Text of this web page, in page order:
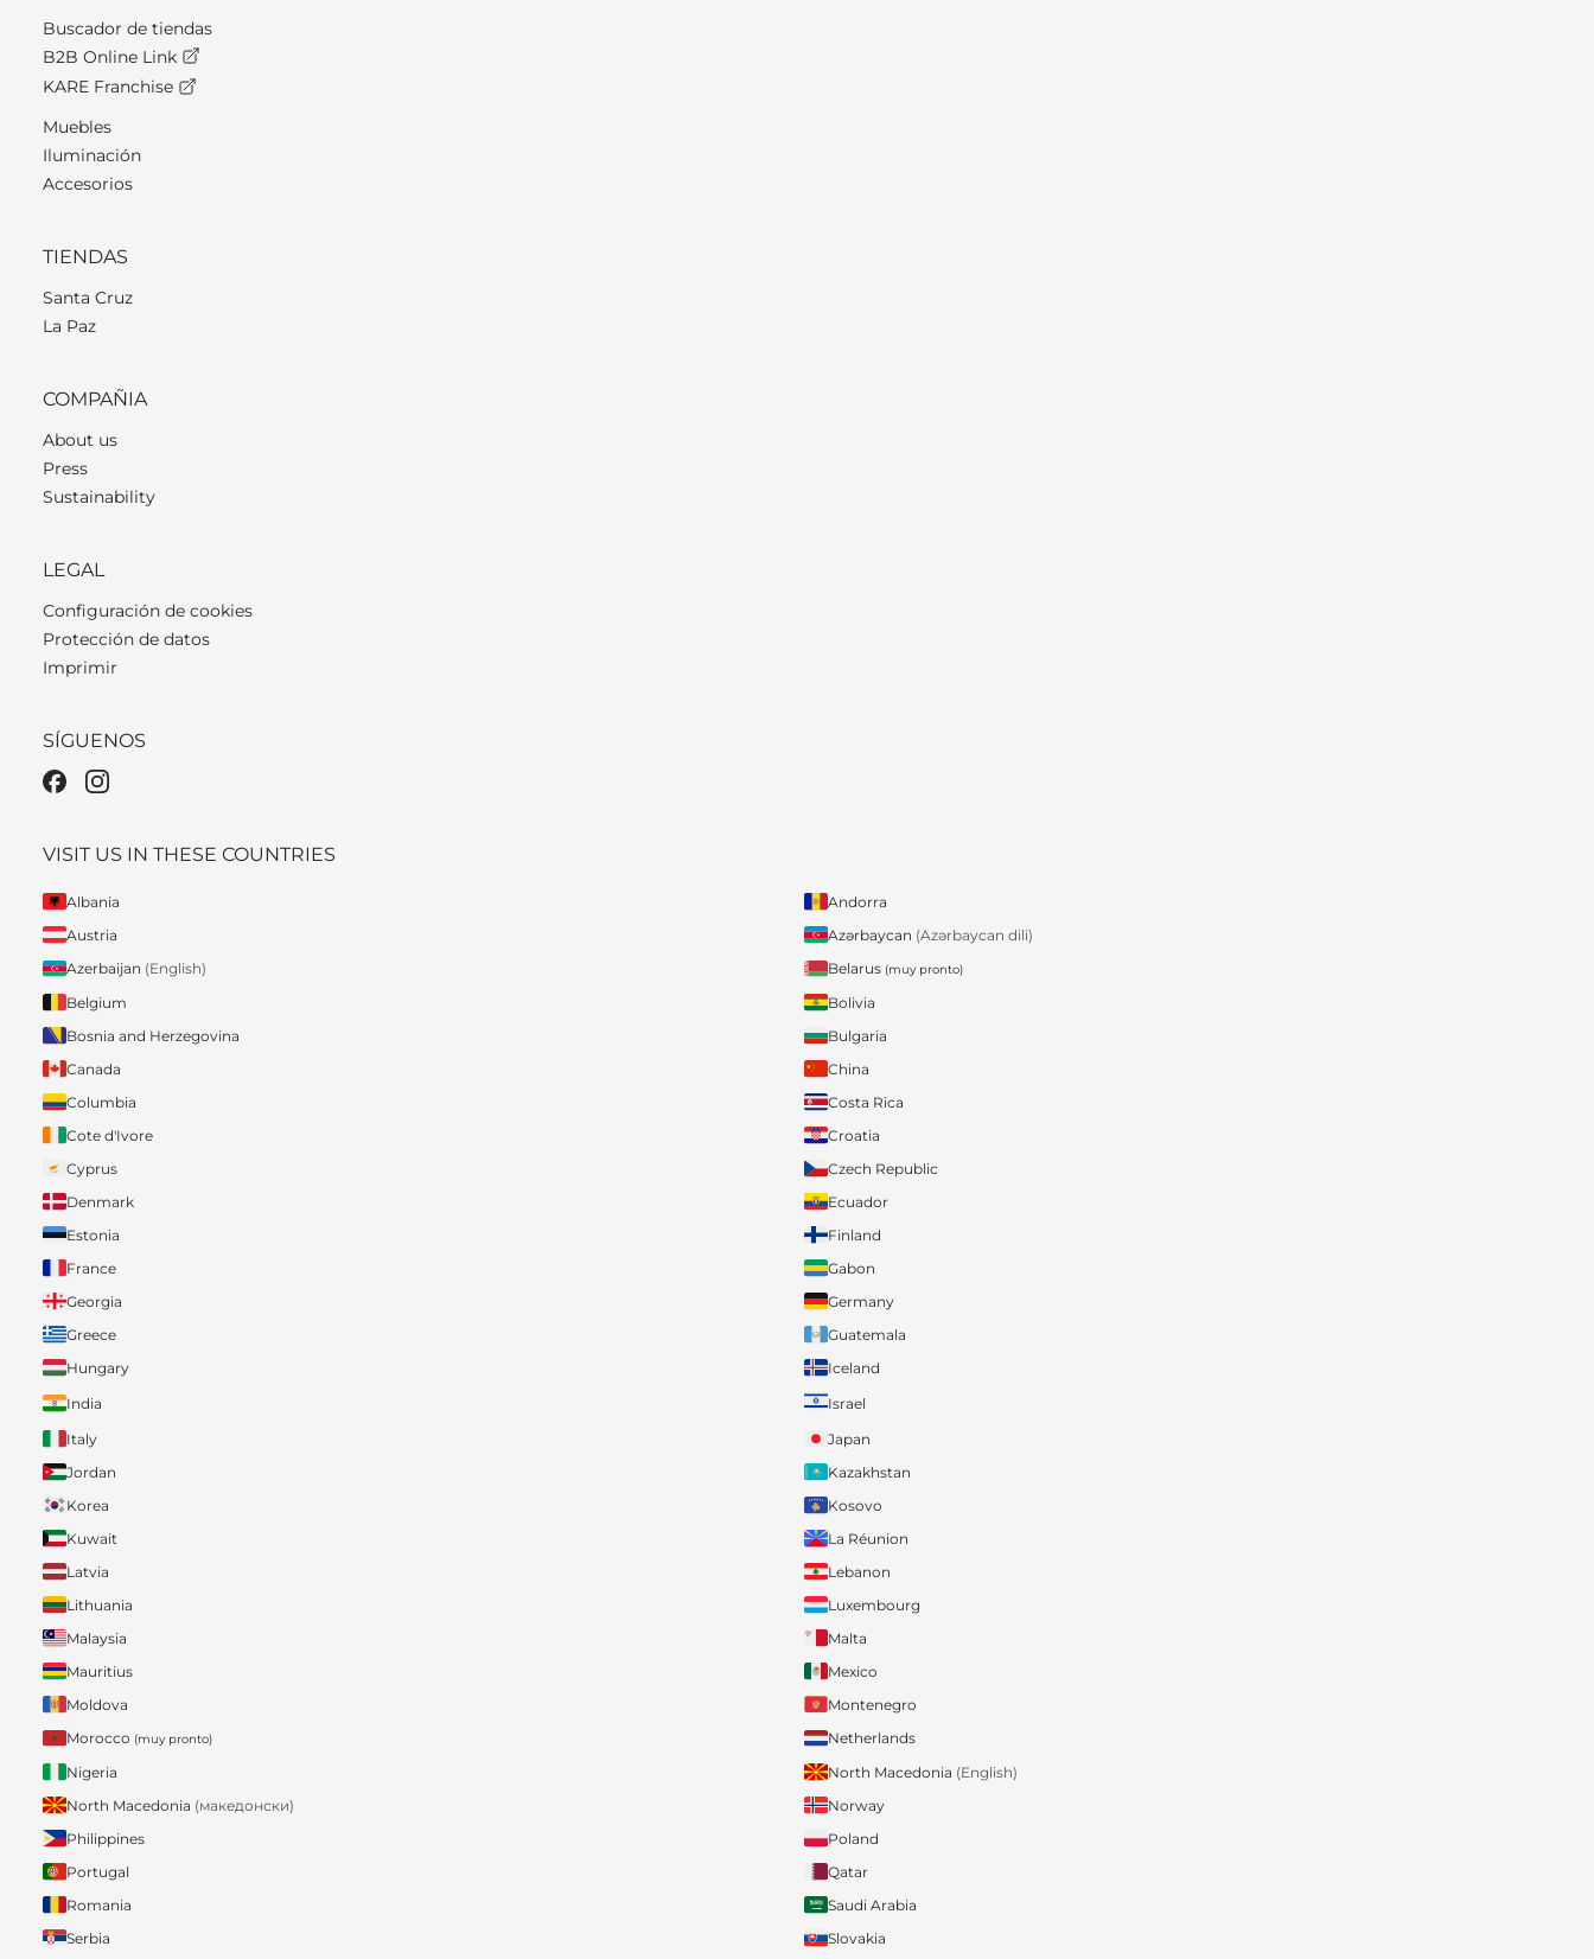
Buscador de tiendas
B2B Online Link
KARE Franchise
Muebles
Iluminación
Accesorios
TIENDAS
Santa Cruz
La Paz
COMPAÑIA
About us
Press
Sustainability
LEGAL
Configuración de cookies
Protección de datos
Imprimir
SÍGUENOS
VISIT US IN THESE COUNTRIES
Albania
Andorra
Austria
Azərbaycan (Azərbaycan dili)
Azerbaijan (English) Belarus (muy pronto)
Belgium
Bolivia
Bosnia and Herzegovina
Bulgaria
Canada
China
Columbia
Costa Rica
Cote d'Ivore
Croatia
Cyprus
Czech Republic
Denmark
Ecuador
Estonia
Finland
France
Gabon
Georgia
Germany
Greece
Guatemala
Hungary
Iceland
India
Israel
Italy
Japan
Jordan
Kazakhstan
Korea
Kosovo
Kuwait
La Réunion
Latvia
Lebanon
Lithuania
Luxembourg
Malaysia
Malta
Mauritius
Mexico
Moldova
Montenegro
Morocco (muy pronto)
Netherlands
Nigeria
North Macedonia (English)
North Macedonia (македонски)
Norway
Philippines
Poland
Portugal
Qatar
Romania
Saudi Arabia
Serbia
Slovakia